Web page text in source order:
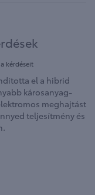
kérdéseit
el a hibrid
károsanyag-
meghajtást
teljesítmény és